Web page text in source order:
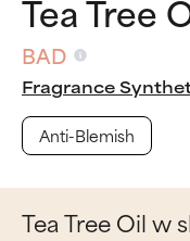
Tea Tree
BAD
Fragrance
Anti-Blemish
Tea Tree Oil w